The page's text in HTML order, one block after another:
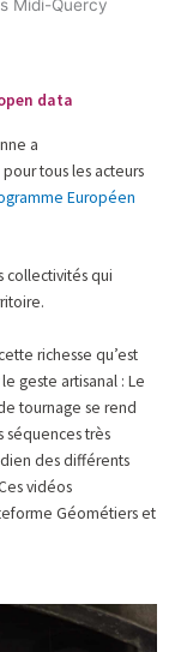
Midi-Quercy
data
a
tous les acteurs
Européen
collectivités qui
richesse qu’est
geste artisanal : Le
tournage se rend
séquences très
des différents
vidéos
Géométiers et